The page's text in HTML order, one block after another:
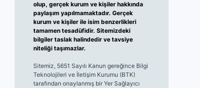
olup, gerçek kurum ve kişiler hakkında
paylaşım yapılmamaktadır. Gerçek
kurum ve kişiler ile isim benzerlikleri
tamamen tesadüfidir. Sitemizdeki
bilgiler taslak halindedir ve tavsiye
niteliği taşımazlar.
Sitemiz, 5651 Sayılı Kanun gereğince Bilgi
Teknolojileri ve İletişim Kurumu (BTK)
tarafından onaylanmış bir Yer Sağlayıcı